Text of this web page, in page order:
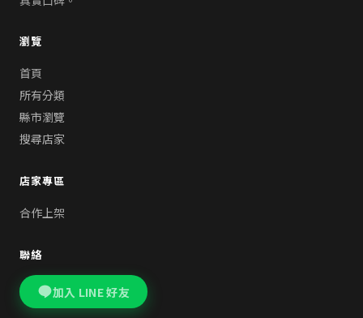
瀏覽
首頁
所有分類
縣市瀏覽
搜尋店家
店家專區
合作上架
聯絡
加入 LINE 好友